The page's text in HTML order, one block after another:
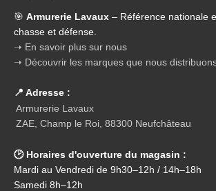
🎯 Armurerie Lavaux – Référence nationale
chasse et défense.
➝ En savoir plus sur nous
➝ Découvrir les marques que nous
📍 Adresse :
Armurerie Lavaux
ZAE, Champ le Roi, 88300 Neufchâteau
🕑 Horaires d'ouverture du magasin :
Mardi au Vendredi de 9h30–12h / 14h–18h
Samedi 8h–12h